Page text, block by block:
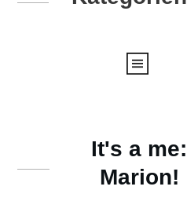
It's a me:
Marion!